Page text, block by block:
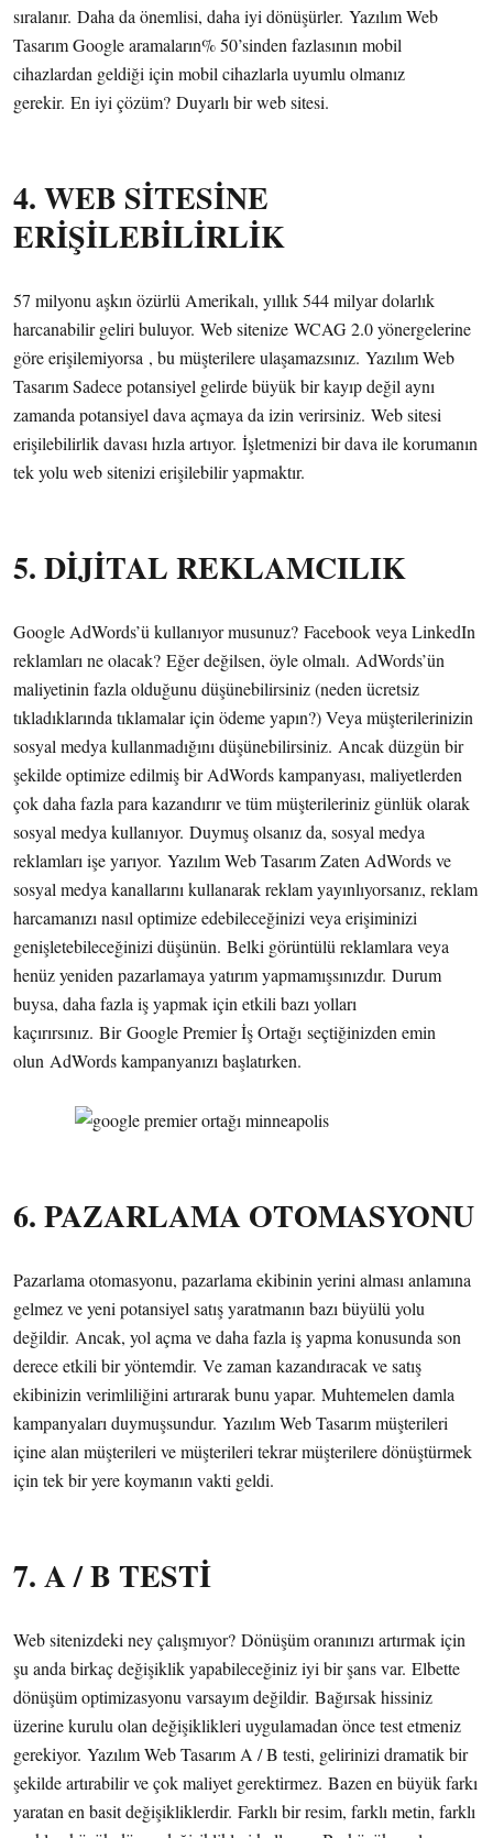
sıralanır. Daha da önemlisi, daha iyi dönüşürler. Yazılım Web
Tasarım Google aramaların% 50’sinden fazlasının mobil
cihazlardan geldiği için mobil cihazlarla uyumlu olmanız
gerekir. En iyi çözüm? Duyarlı bir web sitesi.
4. WEB SİTESİNE
ERİŞİLEBİLİRLİK
57 milyonu aşkın özürlü Amerikalı, yıllık 544 milyar dolarlık
harcanabilir geliri buluyor. Web sitenize WCAG 2.0 yönergelerine
göre erişilemiyorsa , bu müşterilere ulaşamazsınız. Yazılım Web
Tasarım Sadece potansiyel gelirde büyük bir kayıp değil aynı
zamanda potansiyel dava açmaya da izin verirsiniz. Web sitesi
erişilebilirlik davası hızla artıyor. İşletmenizi bir dava ile korumanın
tek yolu web sitenizi erişilebilir yapmaktır.
5. DİJİTAL REKLAMCILIK
Google AdWords’ü kullanıyor musunuz? Facebook veya LinkedIn
reklamları ne olacak? Eğer değilsen, öyle olmalı. AdWords’ün
maliyetinin fazla olduğunu düşünebilirsiniz (neden ücretsiz
tıkladıklarında tıklamalar için ödeme yapın?) Veya müşterilerinizin
sosyal medya kullanmadığını düşünebilirsiniz. Ancak düzgün bir
şekilde optimize edilmiş bir AdWords kampanyası, maliyetlerden
çok daha fazla para kazandırır ve tüm müşterileriniz günlük olarak
sosyal medya kullanıyor. Duymuş olsanız da, sosyal medya
reklamları işe yarıyor. Yazılım Web Tasarım Zaten AdWords ve
sosyal medya kanallarını kullanarak reklam yayınlıyorsanız, reklam
harcamanızı nasıl optimize edebileceğinizi veya erişiminizi
genişletebileceğinizi düşünün. Belki görüntülü reklamlara veya
henüz yeniden pazarlamaya yatırım yapmamışsınızdır. Durum
buysa, daha fazla iş yapmak için etkili bazı yolları
kaçırırsınız. Bir Google Premier İş Ortağı seçtiğinizden emin
olun AdWords kampanyanızı başlatırken.
6. PAZARLAMA OTOMASYONU
Pazarlama otomasyonu, pazarlama ekibinin yerini alması anlamına
gelmez ve yeni potansiyel satış yaratmanın bazı büyülü yolu
değildir. Ancak, yol açma ve daha fazla iş yapma konusunda son
derece etkili bir yöntemdir. Ve zaman kazandıracak ve satış
ekibinizin verimliliğini artırarak bunu yapar. Muhtemelen damla
kampanyaları duymuşsundur. Yazılım Web Tasarım müşterileri
içine alan müşterileri ve müşterileri tekrar müşterilere dönüştürmek
için tek bir yere koymanın vakti geldi.
7. A / B TESTİ
Web sitenizdeki ney çalışmıyor? Dönüşüm oranınızı artırmak için
şu anda birkaç değişiklik yapabileceğiniz iyi bir şans var. Elbette
dönüşüm optimizasyonu varsayım değildir. Bağırsak hissiniz
üzerine kurulu olan değişiklikleri uygulamadan önce test etmeniz
gerekiyor. Yazılım Web Tasarım A / B testi, gelirinizi dramatik bir
şekilde artırabilir ve çok maliyet gerektirmez. Bazen en büyük farkı
yaratan en basit değişikliklerdir. Farklı bir resim, farklı metin, farklı